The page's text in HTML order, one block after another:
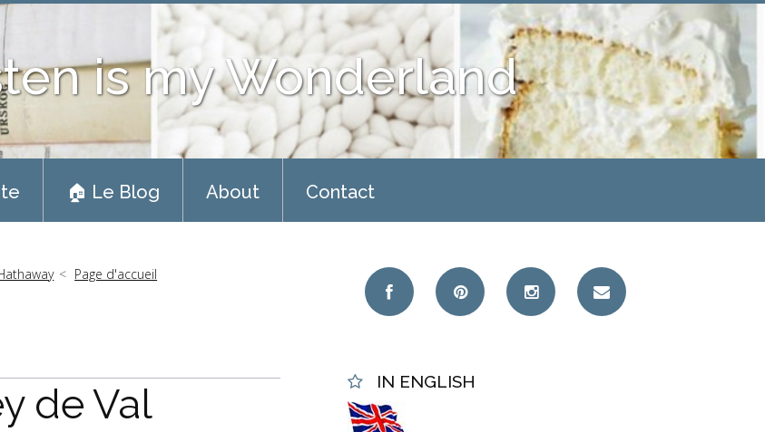
is my Wonderland
🏠 Le Blog About Contact
Page d'accueil
de Val
IN ENGLISH